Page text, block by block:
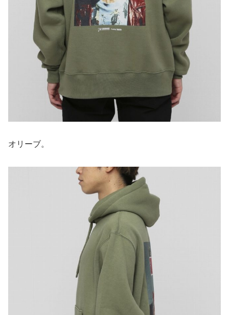
オリーブ。